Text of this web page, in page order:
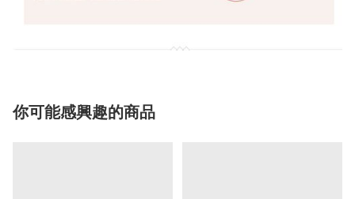
你可能感興趣的商品